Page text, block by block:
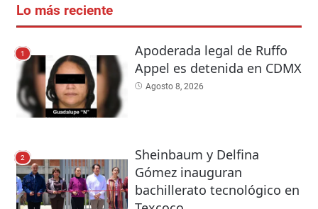
Lo más reciente
1
Apoderada legal de Ruffo
Appel es detenida en CDMX
Agosto 8, 2026
2
Sheinbaum y Delfina
Gómez inauguran
bachillerato tecnológico en